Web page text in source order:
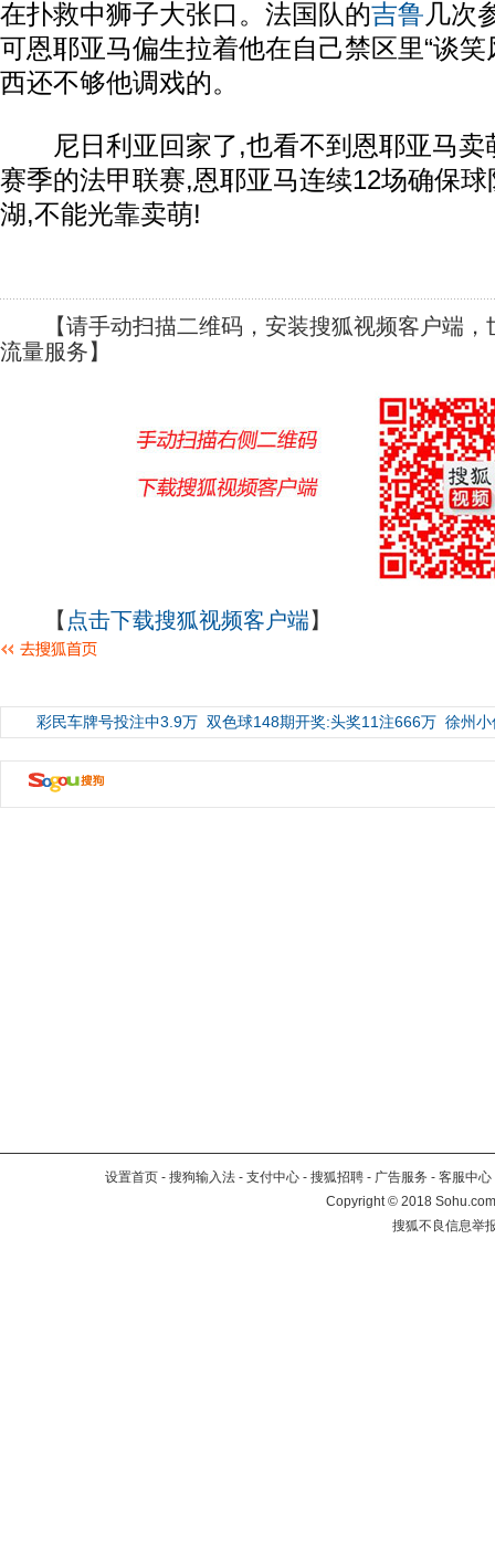
在扑救中狮子大张口。法国队的吉鲁几次
可恩耶亚马偏生拉着他在自己禁区里“谈笑
西还不够他调戏的。
尼日利亚回家了,也看不到恩耶亚马卖
赛季的法甲联赛,恩耶亚马连续12场确保
湖,不能光靠卖萌!
【请手动扫描二维码，安装搜狐视频客户端，
流量服务】
【 点击下载搜狐视频客户端】
彩民车牌号投注中3.9万 双色球148期开奖:头奖11注666万 徐州
设置首页 - 搜狗输入法 - 支付中心 - 搜狐招聘 - 广告服务 - 客服中心
Copyright©2018
搜狐不良信息举